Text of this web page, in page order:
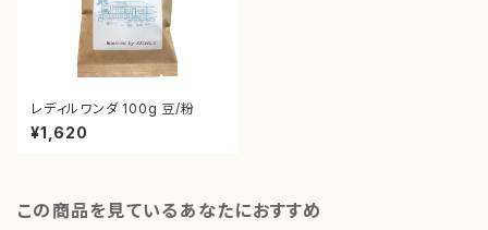
レディルワンダ 100g 豆/粉
¥1,620
この商品を見ているあなたにおすすめ